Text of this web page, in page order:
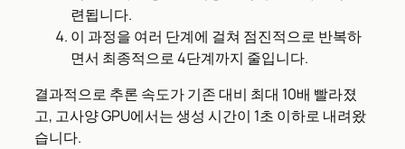
련됩니다.
이 과정을 여러 단계에 걸쳐 점진적으로 반복하
면서 최종적으로 4단계까지 줄입니다.
결과적으로 추론 속도가 기존 대비 최대 10배 빨라졌
고, 고사양 GPU에서는 생성 시간이 1초 이하로 내려왔
습니다.